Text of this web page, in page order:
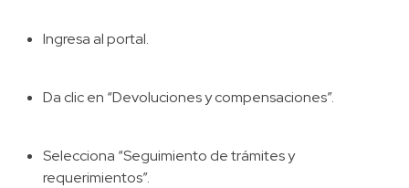
Ingresa al portal.
Da clic en “Devoluciones y compensaciones”.
Selecciona “Seguimiento de trámites y
requerimientos”.